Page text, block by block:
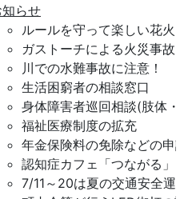
知らせ
ルールを守って楽しい花火を
ガストーチによる火災事故
川での水難事故に注意！
生活困窮者の相談窓口
身体障害者巡回相談(肢体・
福祉医療制度の拡充
年金保険料の免除などの申
認知症カフェ「つながる」
7/11～20は夏の交通安全運動